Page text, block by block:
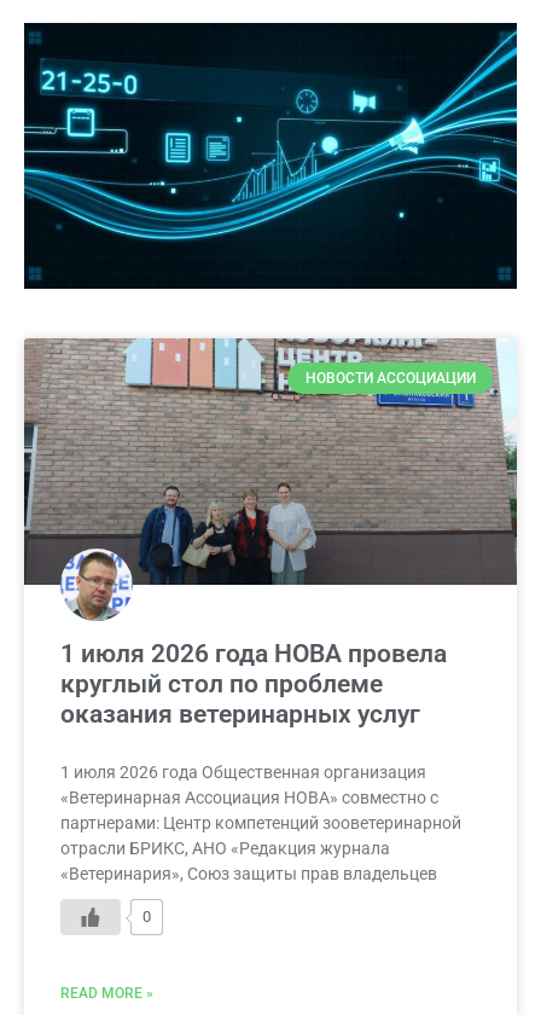
НОВОСТИ АССОЦИАЦИИ
1 июля 2026 года НОВА провела
круглый стол по проблеме
оказания ветеринарных услуг
1 июля 2026 года Общественная организация
«Ветеринарная Ассоциация НОВА» совместно с
партнерами: Центр компетенций зооветеринарной
отрасли БРИКС, АНО «Редакция журнала
«Ветеринария», Союз защиты прав владельцев
0
READ MORE »